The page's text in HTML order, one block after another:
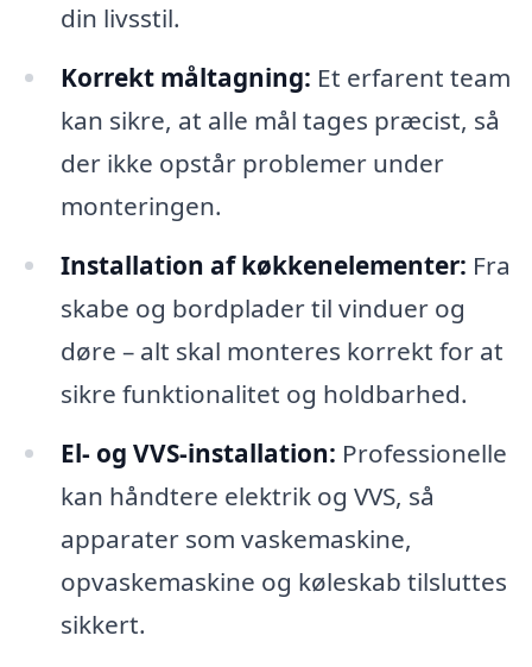
din livsstil.
Korrekt måltagning: Et erfarent team
kan sikre, at alle mål tages præcist, så
der ikke opstår problemer under
monteringen.
Installation af køkkenelementer: Fra
skabe og bordplader til vinduer og
døre – alt skal monteres korrekt for at
sikre funktionalitet og holdbarhed.
El- og VVS-installation: Professionelle
kan håndtere elektrik og VVS, så
apparater som vaskemaskine,
opvaskemaskine og køleskab tilsluttes
sikkert.